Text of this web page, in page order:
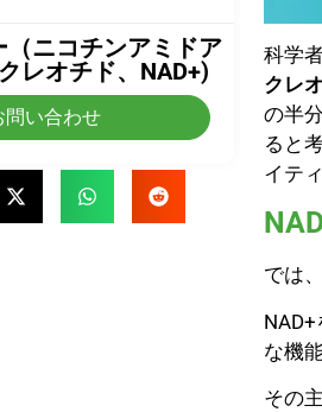
（ニコチンアミドア
レオチド、NAD+)
問い合わせ
科学
クレ
の半
ると
イテ
では
な機
その